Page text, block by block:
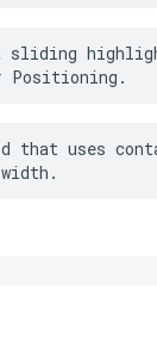
sliding
Positioning.
that uses